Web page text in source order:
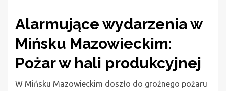
Alarmujące wydarzenia w
Mińsku Mazowieckim:
Pożar w hali produkcyjnej
W Mińsku Mazowieckim doszło do groźnego pożaru